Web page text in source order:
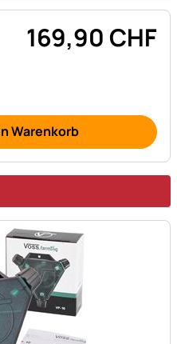
169,90 CHF
Warenkorb